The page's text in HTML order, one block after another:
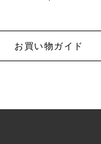
お買い物ガイド